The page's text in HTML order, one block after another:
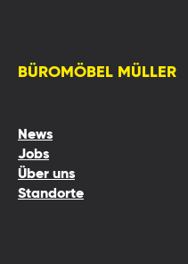
BÜROMÖBEL MÜLLER
News
Jobs
Über uns
Standorte